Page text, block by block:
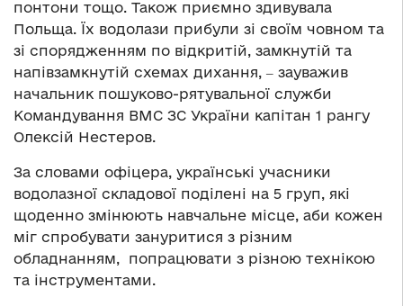
понтони тощо. Також приємно здивувала
Польща. Їх водолази прибули зі своїм човном та
зі спорядженням по відкритій, замкнутій та
напівзамкнутій схемах дихання, ‒ зауважив
начальник пошуково-рятувальної служби
Командування ВМС ЗС України капітан 1 рангу
Олексій Нестеров.
За словами офіцера, українські учасники
водолазної складової поділені на 5 груп, які
щоденно змінюють навчальне місце, аби кожен
міг спробувати зануритися з різним
обладнанням, попрацювати з різною технікою
та інструментами.